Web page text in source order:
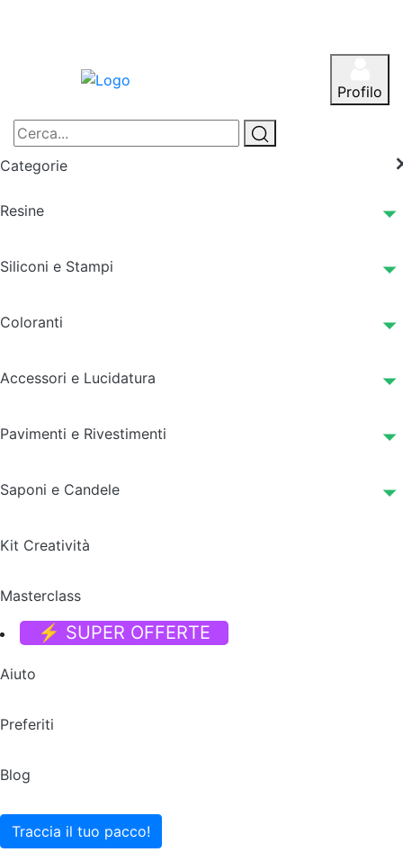
Profilo
Categorie
Resine
Siliconi e Stampi
Coloranti
Accessori e Lucidatura
Pavimenti e Rivestimenti
Saponi e Candele
Kit Creatività
Masterclass
⚡ SUPER OFFERTE
Aiuto
Preferiti
Blog
Traccia il tuo pacco!